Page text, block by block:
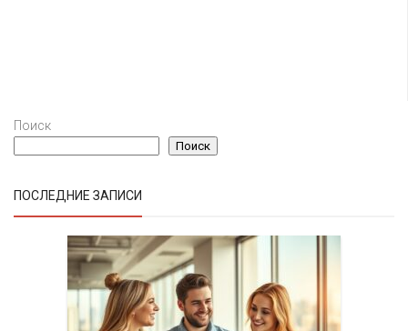
Поиск
Поиск
ПОСЛЕДНИЕ ЗАПИСИ